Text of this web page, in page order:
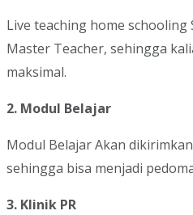
Live teaching home schooling
Master Teacher, sehingga
maksimal.
2. Modul Belajar
Modul Belajar Akan
sehingga bisa menjadi
3. Klinik PR